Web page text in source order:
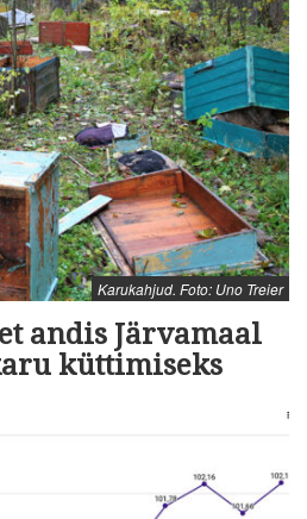
Karukahjud. Foto: Uno Treier
andis Järvamaal
küttimiseks